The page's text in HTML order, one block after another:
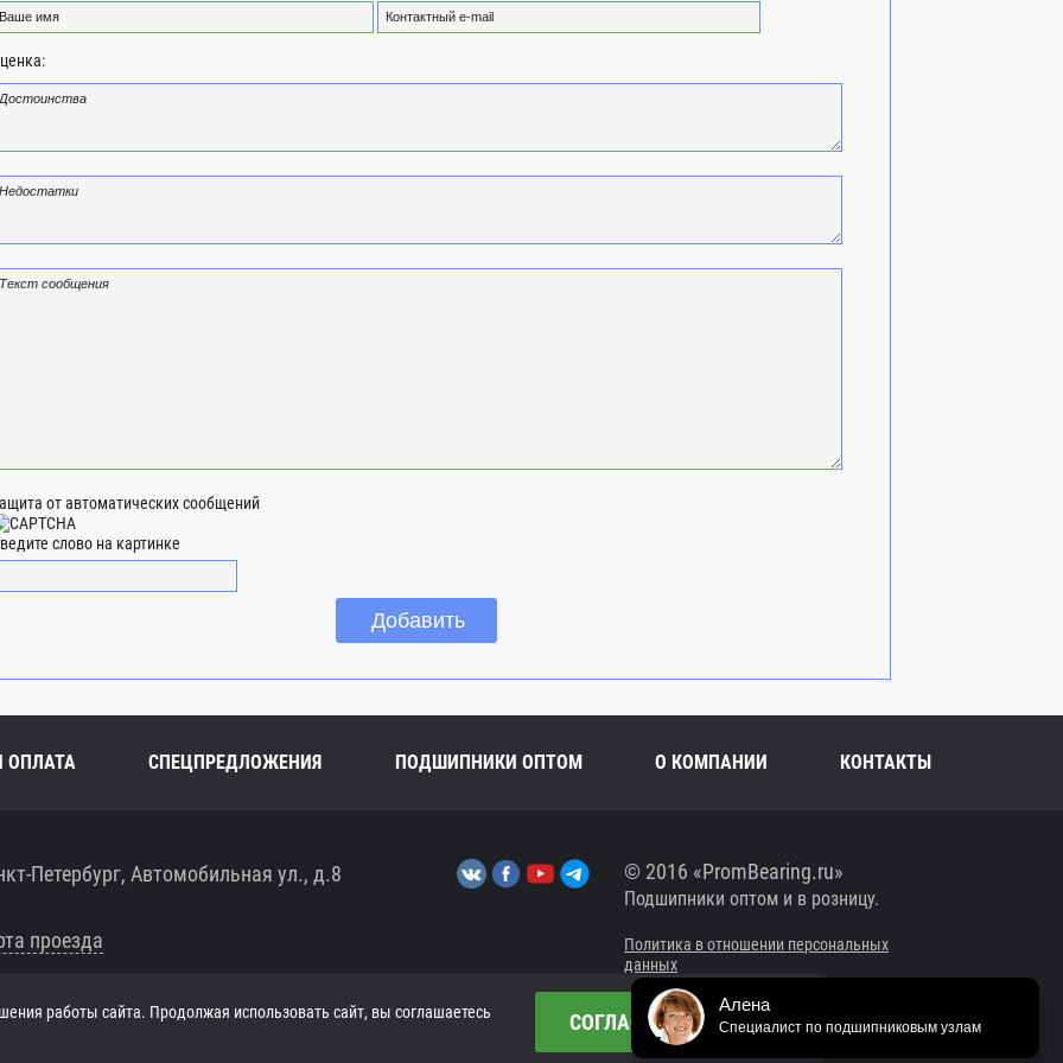
от автоматических сообщений
слово на картинке
ОПЛАТА СПЕЦПРЕДЛОЖЕНИЯ ПОДШИПНИКИ ОПТОМ О КОМПАНИИ КОНТАКТЫ
Петербург, Автомобильная ул., д.8
проезда
8:00-17:30, ПТ 8:00-17:00
© 2016 «PromBearing.ru»
Подшипники оптом и в розницу.
Политика в отношении персональных
данных
Сайт разработан в
работы сайта. Продолжая использовать сайт, вы соглашаетесь СОГЛАСЕН/СОГЛАСНА
Алена
Специалист по подшипниковым узлам